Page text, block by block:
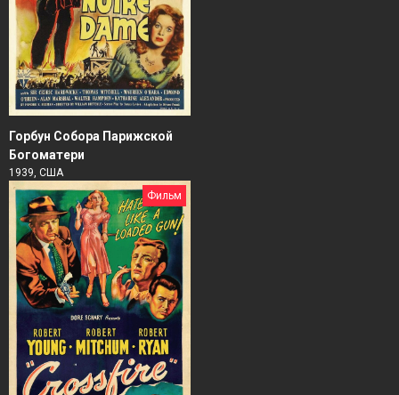
Горбун Собора Парижской
Богоматери
1939, США
Фильм